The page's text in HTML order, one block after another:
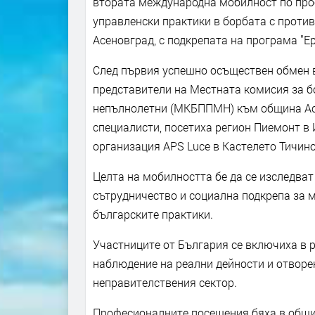
управленски практики в борбата с
Асеновград, с подкрепата на програма
След първия успешно осъществен обмен
представители на Местната комисия за
непълнолетни (МКБППМН) към община
специалисти, посетиха регион Пиемонт
организация APS Luce в Кастелето
Целта на мобилността бе да се
сътрудничество и социална подкрепа за
българските практики.
Участниците от България се включиха
наблюдение на реални дейности и
неправителствения сектор.